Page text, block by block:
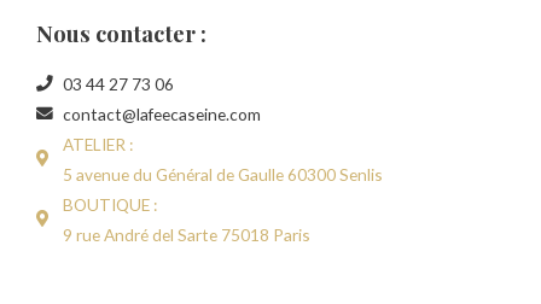
Nous contacter :
03 44 27 73 06
contact@lafeecaseine.com
ATELIER :
5 avenue du Général de Gaulle 60300 Senlis
BOUTIQUE :
9 rue André del Sarte 75018 Paris